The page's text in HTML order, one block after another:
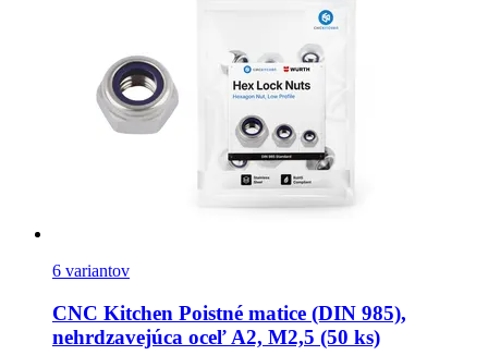
6 variantov
CNC Kitchen Poistné matice (DIN 985),
nehrdzavejúca oceľ A2, M2,5 (50 ks)